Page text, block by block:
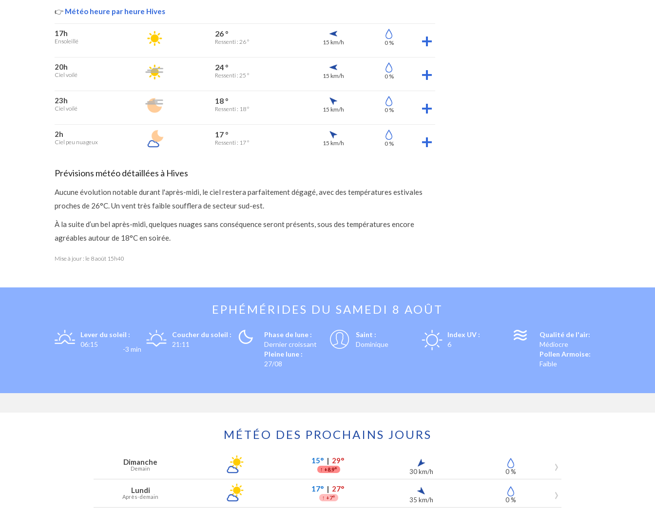
👉 Météo heure par heure Hives
17h
Ensoleillé
26 °
Ressenti : 26 ° 15 km/h 0 %
20h
Ciel voilé
24 °
Ressenti : 25 ° 15 km/h 0 %
23h
Ciel voilé
18 °
Ressenti : 18 ° 15 km/h 0 %
2h
Ciel peu nuageux
17 °
Ressenti : 17 ° 15 km/h 0 %
Prévisions météo détaillées à Hives
Aucune évolution notable durant l'après-midi, le ciel restera parfaitement dégagé, avec des températures estivales
proches de 26°C. Un vent très faible soufflera de secteur sud-est.
À la suite d’un bel après-midi, quelques nuages sans conséquence seront présents, sous des températures encore
agréables autour de 18°C en soirée.
Mise à jour : le 8 août 15h40
EPHÉMÉRIDES DU SAMEDI 8 AOÛT
Lever du soleil :
06:15
-3 min
Coucher du soleil :
21:11
Phase de lune :
Dernier croissant
Pleine lune :
27/08
Saint :
Dominique
Index UV :
6
Qualité de l'air:
Médiocre
Pollen Armoise:
Faible
MÉTÉO DES PROCHAINS JOURS
Prévisions météo à Hives pour les 7 prochains jours
Météo Températures Précipitations
Dimanche
Demain
15°| 29°
↑ +8.9° 30 km/h 0 %
Lundi
Après-demain
17°| 27°
↑ +7° 35 km/h 0 %